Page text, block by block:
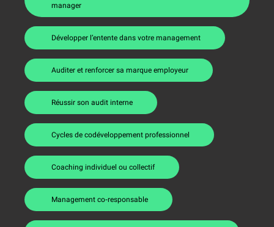
manager
Développer l’entente dans votre management
Auditer et renforcer sa marque employeur
Réussir son audit interne
Cycles de codéveloppement professionnel
Coaching individuel ou collectif
Management co‑responsable